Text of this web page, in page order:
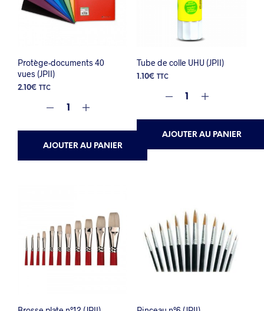
Protège-documents 40
vues (JPII)
2.10€ TTC
AJOUTER AU PANIER
Tube de colle UHU (JPII)
1.10€ TTC
AJOUTER AU PANIER